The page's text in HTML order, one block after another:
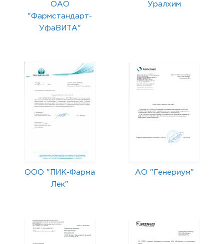
ОАО
"Фармстандарт-
УфаВИТА"
Уралхим
ООО "ПИК-Фарма
Лек"
АО "Генериум"